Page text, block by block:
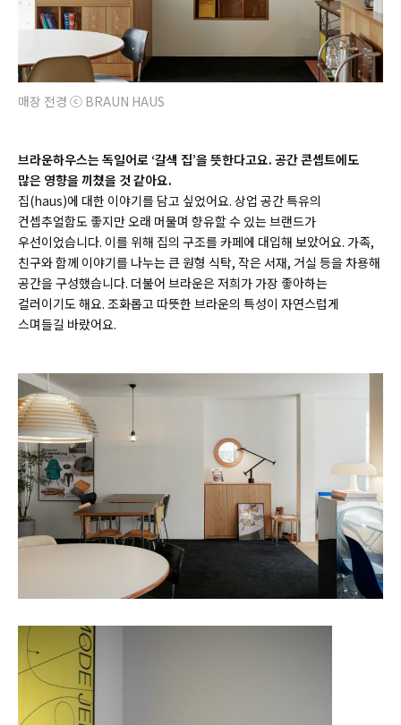
매장 전경 ⓒ BRAUN HAUS
브라운하우스는 독일어로 ‘갈색 집’을 뜻한다고요. 공간 콘셉트에도
많은 영향을 끼쳤을 것 같아요.
집(haus)에 대한 이야기를 담고 싶었어요. 상업 공간 특유의
컨셉추얼함도 좋지만 오래 머물며 향유할 수 있는 브랜드가
우선이었습니다. 이를 위해 집의 구조를 카페에 대입해 보았어요. 가족,
친구와 함께 이야기를 나누는 큰 원형 식탁, 작은 서재, 거실 등을 차용해
공간을 구성했습니다. 더불어 브라운은 저희가 가장 좋아하는
컬러이기도 해요. 조화롭고 따뜻한 브라운의 특성이 자연스럽게
스며들길 바랐어요.